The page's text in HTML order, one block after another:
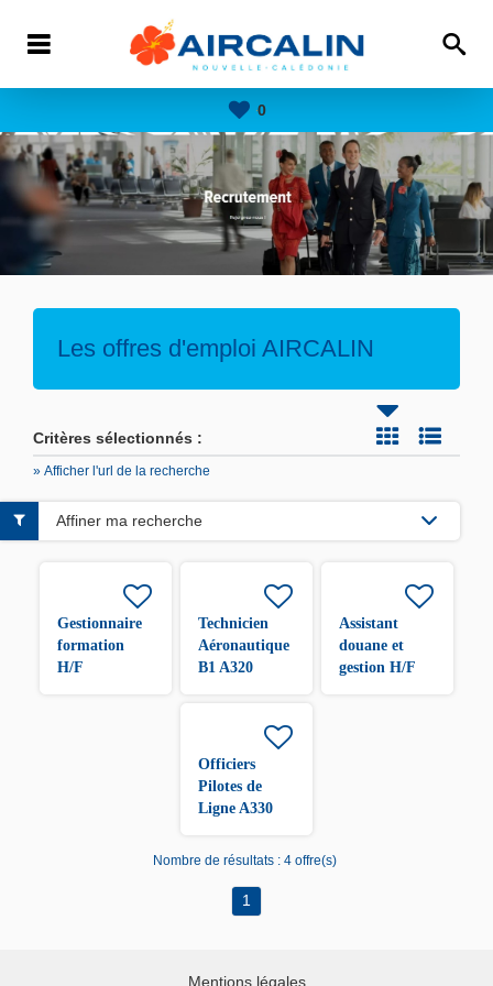
0
Les offres d'emploi AIRCALIN
Critères sélectionnés :
» Afficher l'url de la recherche
Gestionnaire
formation
H/F
Technicien
Aéronautique
B1 A320
Assistant
douane et
gestion H/F
Officiers
Pilotes de
Ligne A330
Affiner ma recherche
Nombre de résultats : 4 offre(s)
1
Mentions légales